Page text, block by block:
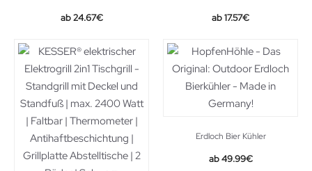
24.67€ 17.57€
Erdloch Bier Kühler
49.99€